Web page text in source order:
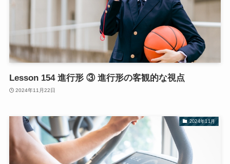
Lesson 154 進行形 ③ 進行形の客観的な視点
2024年11月22日
2024年11月